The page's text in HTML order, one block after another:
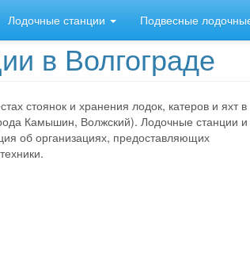
Лодочные станции Подвесные
в Волгограде
стоянок и хранения лодок, катеров и яхт в
Камышин, Волжский). Лодочные станции и
об организациях, предоставляющих